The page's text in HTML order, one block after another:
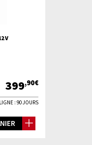
V
399,90€
: 90 JOURS